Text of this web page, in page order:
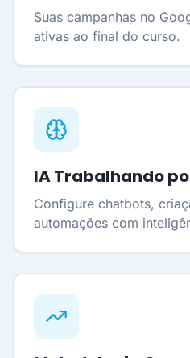
Suas campanhas no
ativas ao final do curso.
IA Trabalhando
Configure chatbots,
automações com